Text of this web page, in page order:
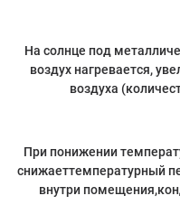
На солнце под
воздух нагревается,
воздуха
При понижении
снижаеттемпературный
внутри